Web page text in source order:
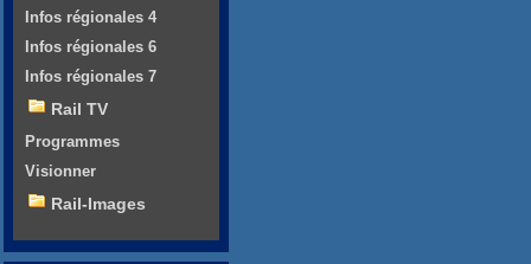
Infos régionales 4
Infos régionales 6
Infos régionales 7
Rail TV
Programmes
Visionner
Rail-Images